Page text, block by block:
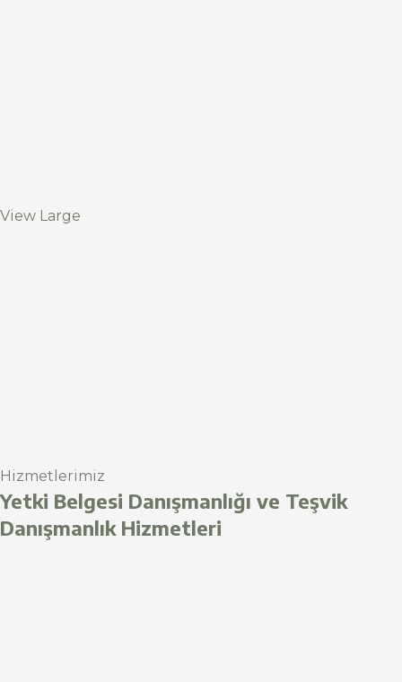
View Large
Hizmetlerimiz
Yetki Belgesi Danışmanlığı ve Teşvik
Danışmanlık Hizmetleri